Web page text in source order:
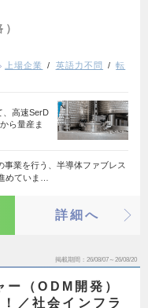
上場企業 英語力不問
転
、高速SerD
ら量産ま
事業を行う、半導体ファブレス
めていま…
詳細へ
掲載期間 26/08/07～26/08/20
ー（ODM開発）
／社会インフラ